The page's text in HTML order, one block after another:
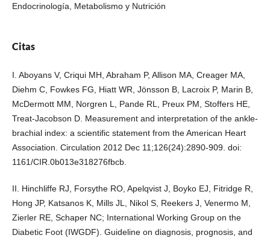
Endocrinología, Metabolismo y Nutrición
Citas
I. Aboyans V, Criqui MH, Abraham P, Allison MA, Creager MA,
Diehm C, Fowkes FG, Hiatt WR, Jönsson B, Lacroix P, Marin B,
McDermott MM, Norgren L, Pande RL, Preux PM, Stoffers HE,
Treat-Jacobson D. Measurement and interpretation of the ankle-
brachial index: a scientific statement from the American Heart
Association. Circulation 2012 Dec 11;126(24):2890-909. doi:
1161/CIR.0b013e318276fbcb.
II. Hinchliffe RJ, Forsythe RO, Apelqvist J, Boyko EJ, Fitridge R,
Hong JP, Katsanos K, Mills JL, Nikol S, Reekers J, Venermo M,
Zierler RE, Schaper NC; International Working Group on the
Diabetic Foot (IWGDF). Guideline on diagnosis, prognosis, and